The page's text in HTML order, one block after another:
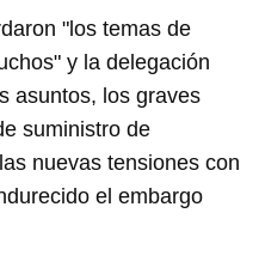
"los temas de
y la delegación
asuntos, los graves
suministro de
nuevas tensiones con
el embargo